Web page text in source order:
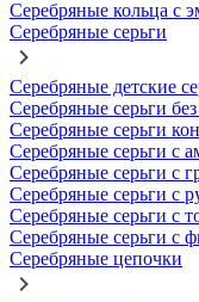
Серебряные кольца с
Серебряные серьги
Серебряные детские
Серебряные серьги
Серебряные серьги
Серебряные серьги с
Серебряные серьги с
Серебряные серьги с
Серебряные серьги с
Серебряные серьги с
Серебряные цепочки